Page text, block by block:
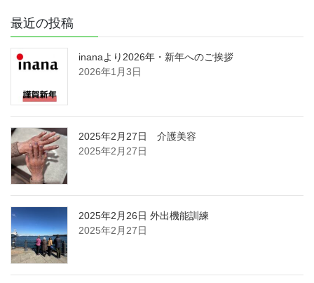
最近の投稿
inanaより2026年・新年へのご挨拶
2026年1月3日
2025年2月27日 介護美容
2025年2月27日
2025年2月26日 外出機能訓練
2025年2月27日